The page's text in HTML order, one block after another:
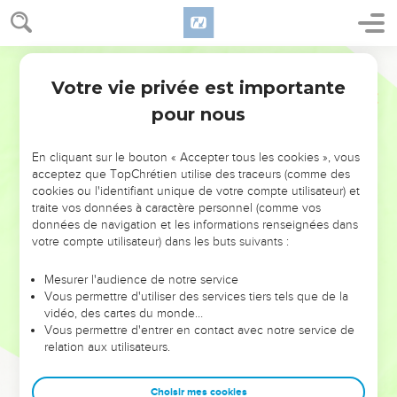
NE MANQUEZ PAS L’ÉVÉNEMENT
DE L’ANNÉE !
ET SI LEURS ERREURS POUVAIENT VOUS ÉVITER LES
VOTRES ?
leur foi ou leur vision. Mais on voit moins les doutes, les erreurs
et les saisons difficiles qu'ils ont traversés, alors même que ce
sont elles qui les ont façonnés.
Dans cette conférence, leaders, entrepreneurs, et responsables
clés pour avancer avec plus de sagesse afin que leurs erreurs
Votre vie privée est importante
pour nous
En cliquant sur le bouton « Accepter tous les cookies », vous
acceptez que TopChrétien utilise des traceurs (comme des
cookies ou l'identifiant unique de votre compte utilisateur) et
traite vos données à caractère personnel (comme vos
données de navigation et les informations renseignées dans
votre compte utilisateur) dans les buts suivants :
Mesurer l'audience de notre service
Vous permettre d'utiliser des services tiers tels que de la
vidéo, des cartes du monde…
Vous permettre d'entrer en contact avec notre service de
relation aux utilisateurs.
Choisir mes cookies